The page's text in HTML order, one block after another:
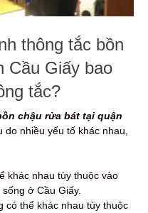
thông tắc bồn
Cầu Giấy bao
tắc?
chậu rửa bát tại quận
do nhiều yếu tố khác nhau,
khác nhau tùy thuộc vào
ở Cầu Giấy.
có thể khác nhau tùy thuộc